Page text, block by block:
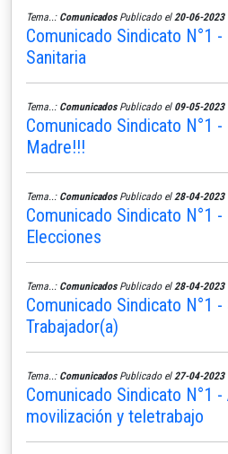
Tema..: ComunicadosPublicado el 20-06-2023
Comunicado Sindicato N°1
Sanitaria
Tema..: ComunicadosPublicado el 09-05-2023
Comunicado Sindicato N°1
Madre!!!
Tema..: ComunicadosPublicado el 28-04-2023
Comunicado Sindicato N°1 -
Elecciones
Tema..: ComunicadosPublicado el 28-04-2023
Comunicado Sindicato N°1
Trabajador(a)
Tema..: ComunicadosPublicado el 27-04-2023
Comunicado Sindicato N°1
movilización y teletrabajo